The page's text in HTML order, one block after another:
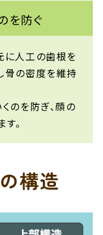
を防ぐ
に人工の歯根を
骨の密度を維持
のを防ぎ、顔の
。
構造